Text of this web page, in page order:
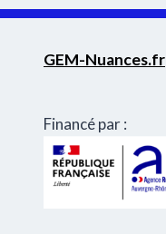
GEM-Nuances.fr
Financé par :